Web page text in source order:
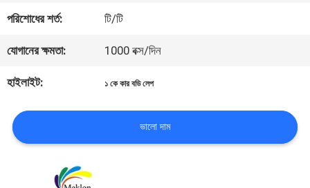
করুন
পরিশোধের শর্ত: টি/টি
যোগানের ক্ষমতা: 1000 বক্স/দিন
হাইলাইট: ১ কে কার বডি লেপ
ভালো দাম